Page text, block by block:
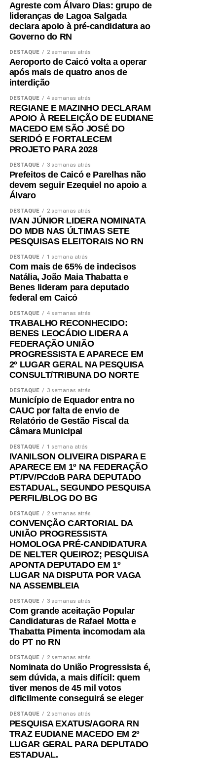
Agreste com Álvaro Dias: grupo de
lideranças de Lagoa Salgada
declara apoio à pré-candidatura ao
Governo do RN
DESTAQUE 2 semanas atrás
Aeroporto de Caicó volta a operar
após mais de quatro anos de
interdição
DESTAQUE 4 semanas atrás
REGIANE E MAZINHO DECLARAM
APOIO À REELEIÇÃO DE EUDIANE
MACEDO EM SÃO JOSÉ DO
SERIDÓ E FORTALECEM
PROJETO PARA 2028
DESTAQUE 3 semanas atrás
Prefeitos de Caicó e Parelhas não
devem seguir Ezequiel no apoio a
Álvaro
DESTAQUE 2 semanas atrás
IVAN JÚNIOR LIDERA NOMINATA
DO MDB NAS ÚLTIMAS SETE
PESQUISAS ELEITORAIS NO RN
DESTAQUE 1 semana atrás
Com mais de 65% de indecisos
Natália, João Maia Thabatta e
Benes lideram para deputado
federal em Caicó
DESTAQUE 4 semanas atrás
TRABALHO RECONHECIDO:
BENES LEOCÁDIO LIDERA A
FEDERAÇÃO UNIÃO
PROGRESSISTA E APARECE EM
2º LUGAR GERAL NA PESQUISA
CONSULT/TRIBUNA DO NORTE
DESTAQUE 3 semanas atrás
Município de Equador entra no
CAUC por falta de envio de
Relatório de Gestão Fiscal da
Câmara Municipal
DESTAQUE 1 semana atrás
IVANILSON OLIVEIRA DISPARA E
APARECE EM 1º NA FEDERAÇÃO
PT/PV/PCdoB PARA DEPUTADO
ESTADUAL, SEGUNDO PESQUISA
PERFIL/BLOG DO BG
DESTAQUE 2 semanas atrás
CONVENÇÃO CARTORIAL DA
UNIÃO PROGRESSISTA
HOMOLOGA PRÉ-CANDIDATURA
DE NELTER QUEIROZ; PESQUISA
APONTA DEPUTADO EM 1º
LUGAR NA DISPUTA POR VAGA
NA ASSEMBLEIA
DESTAQUE 3 semanas atrás
Com grande aceitação Popular
Candidaturas de Rafael Motta e
Thabatta Pimenta incomodam ala
do PT no RN
DESTAQUE 2 semanas atrás
Nominata do União Progressista é,
sem dúvida, a mais difícil: quem
tiver menos de 45 mil votos
dificilmente conseguirá se eleger
DESTAQUE 2 semanas atrás
PESQUISA EXATUS/AGORA RN
TRAZ EUDIANE MACEDO EM 2º
LUGAR GERAL PARA DEPUTADO
ESTADUAL.